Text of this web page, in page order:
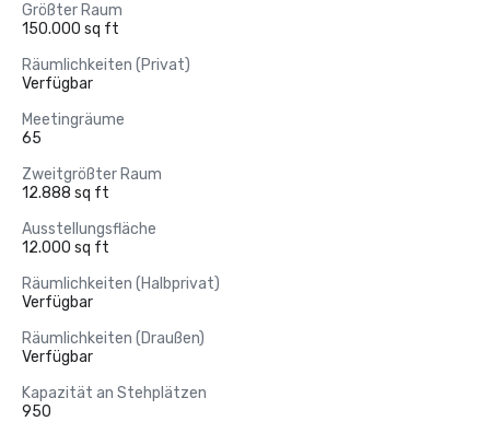
Größter Raum
150.000 sq ft
Räumlichkeiten (Privat)
Verfügbar
Meetingräume
65
Zweitgrößter Raum
12.888 sq ft
Ausstellungsfläche
12.000 sq ft
Räumlichkeiten (Halbprivat)
Verfügbar
Räumlichkeiten (Draußen)
Verfügbar
Kapazität an Stehplätzen
950